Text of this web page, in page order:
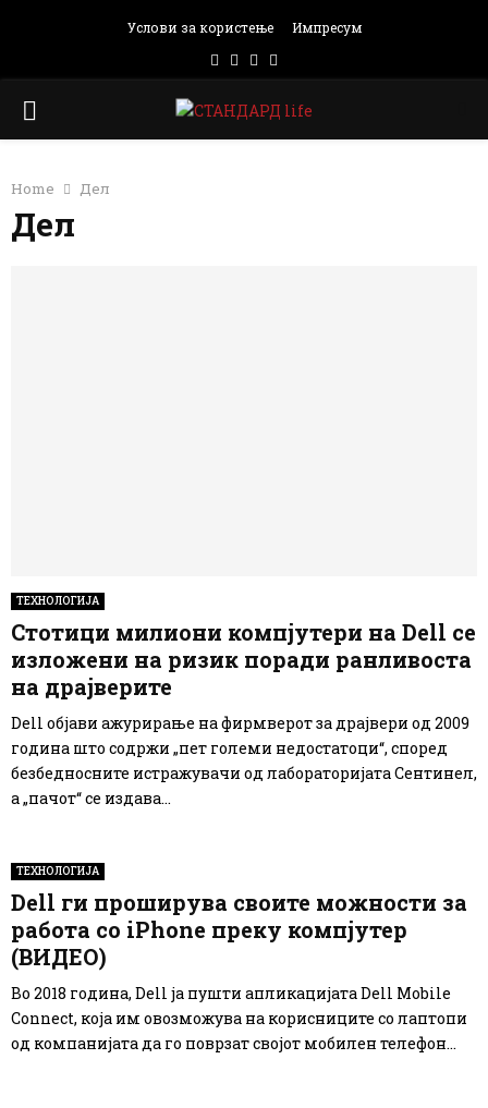
Услови за користење Импресум
Facebook
Instagram
Email
PRIMARY
Home Дел
Дел
ТЕХНОЛОГИЈА
Стотици милиони компјутери на Dell се
изложени на ризик поради ранливоста
на драјверите
Dell објави ажурирање на фирмверот за драјвери од 2009
година што содржи „пет големи недостатоци“, според
безбедносните истражувачи од лабораторијата Сентинел,
а „пачот“ се издава...
ТЕХНОЛОГИЈА
Dell ги проширува своите можности за
работа со iPhone преку компјутер
(ВИДЕО)
Во 2018 година, Dell ја пушти апликацијата Dell Mobile
Connect, која им овозможува на корисниците со лаптопи
од компанијата да го поврзат својот мобилен телефон...